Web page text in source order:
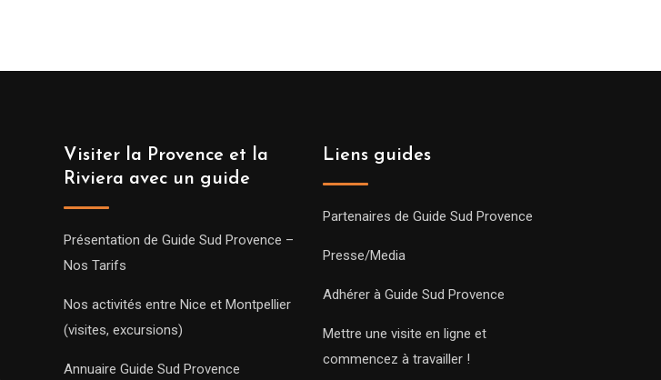
Visiter la Provence et la
Riviera avec un guide
Présentation de Guide Sud Provence –
Nos Tarifs
Nos activités entre Nice et Montpellier
(visites, excursions)
Annuaire Guide Sud Provence
Liens guides
Partenaires de Guide Sud Provence
Presse/Media
Adhérer à Guide Sud Provence
Mettre une visite en ligne et
commencez à travailler !